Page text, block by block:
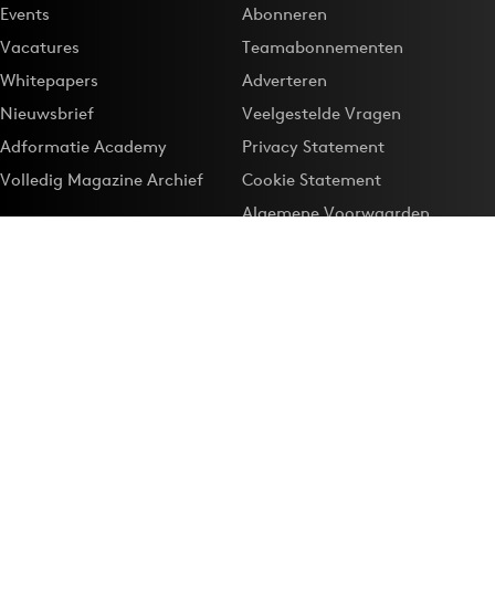
Events
Vacatures
Whitepapers
Nieuwsbrief
Adformatie Academy
Volledig Magazine Archief
Abonneren
Teamabonnementen
Adverteren
Veelgestelde Vragen
Privacy Statement
Cookie Statement
Algemene Voorwaarden